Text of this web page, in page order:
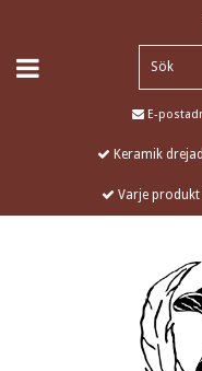
E-
Keramik
Varje